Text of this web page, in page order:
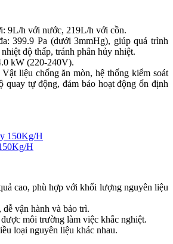
9L/h với nước, 219L/h với cồn.
399.9 Pa (dưới 3mmHg), giúp quá trình
độ thấp, tránh phân hủy nhiệt.
kW (220-240V).
liệu chống ăn mòn, hệ thống kiểm soát
quay tự động, đảm bảo hoạt động ổn định
H
cao, phù hợp với khối lượng nguyên liệu
dễ vận hành và bảo trì.
môi trường làm việc khắc nghiệt.
loại nguyên liệu khác nhau.